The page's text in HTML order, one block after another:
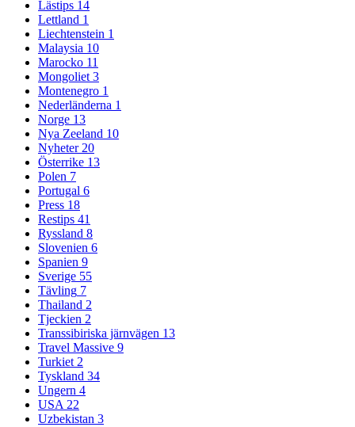
Lästips 14
Lettland 1
Liechtenstein 1
Malaysia 10
Marocko 11
Mongoliet 3
Montenegro 1
Nederländerna 1
Norge 13
Nya Zeeland 10
Nyheter 20
Österrike 13
Polen 7
Portugal 6
Press 18
Restips 41
Ryssland 8
Slovenien 6
Spanien 9
Sverige 55
Tävling 7
Thailand 2
Tjeckien 2
Transsibiriska järnvägen 13
Travel Massive 9
Turkiet 2
Tyskland 34
Ungern 4
USA 22
Uzbekistan 3